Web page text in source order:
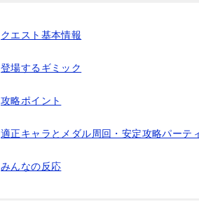
クエスト基本情報
登場するギミック
攻略ポイント
適正キャラとメダル周回・安定攻略パーテ
みんなの反応